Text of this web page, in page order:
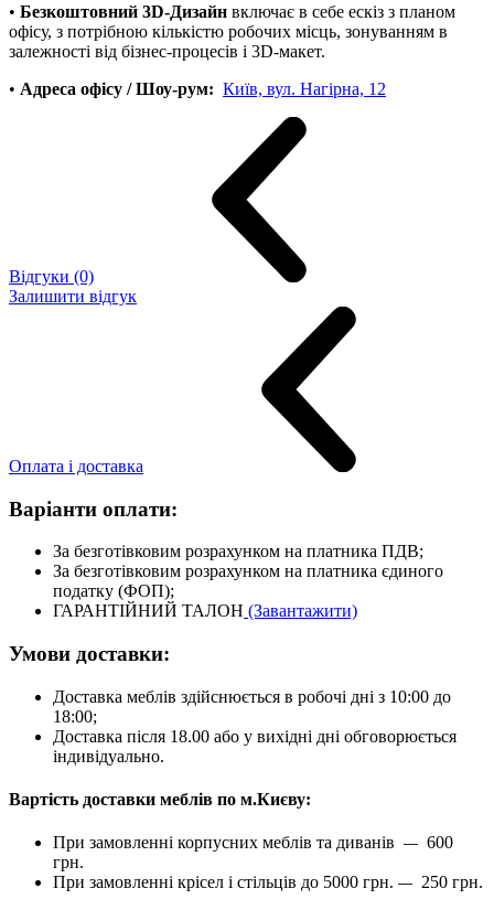
• Безкоштовний 3D-Дизайн включає в себе ескіз з планом
офісу, з потрібною кількістю робочих місць, зонуванням в
залежності від бізнес-процесів і 3D-макет.
• Адреса офісу / Шоу-рум: Київ, вул. Нагірна, 12
Відгуки (0)
Залишити відгук
Оплата і доставка
Варіанти оплати:
За безготівковим розрахунком на платника ПДВ;
За безготівковим розрахунком на платника єдиного
податку (ФОП);
ГАРАНТІЙНИЙ ТАЛОН (Завантажити)
Умови доставки:
Доставка меблів здійснюється в робочі дні з 10:00 до
18:00;
Доставка після 18.00 або у вихідні дні обговорюється
індивідуально.
Вартість доставки меблів по м.Києву:
При замовленні корпусних меблів та диванів — 600
грн.
При замовленні крісел і стільців до 5000 грн. — 250 грн.